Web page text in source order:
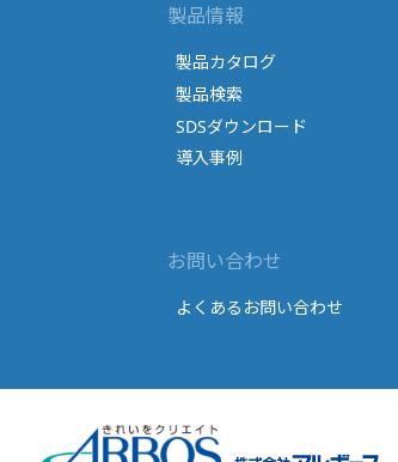
製品情報
製品カタログ
製品検索
SDSダウンロード
導入事例
お問い合わせ
よくあるお問い合わせ